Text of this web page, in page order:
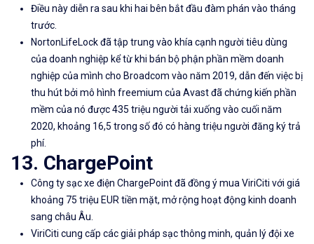
Điều này diễn ra sau khi hai bên bắt đầu đàm phán vào tháng
trước.
NortonLifeLock đã tập trung vào khía cạnh người tiêu dùng
của doanh nghiệp kể từ khi bán bộ phận phần mềm doanh
nghiệp của mình cho Broadcom vào năm 2019, dẫn đến việc bị
thu hút bởi mô hình freemium của Avast đã chứng kiến ​​phần
mềm của nó được 435 triệu người tải xuống vào cuối năm
2020, khoảng 16,5 trong số đó có hàng triệu người đăng ký trả
phí.
13. ChargePoint
Công ty sạc xe điện ChargePoint đã đồng ý mua ViriCiti với giá
khoảng 75 triệu EUR tiền mặt, mở rộng hoạt động kinh doanh
sang châu Âu.
ViriCiti cung cấp các giải pháp sạc thông minh, quản lý đội xe